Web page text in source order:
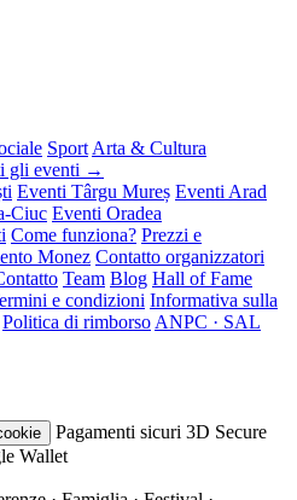
Sport Arta & Cultura
gli eventi →
Eventi Târgu Mureș Eventi Arad
Ciuc Eventi Oradea
Come funziona? Prezzi e
Monez Contatto organizzatori
Team Blog Hall of Fame
e condizioni Informativa sulla
Politica di rimborso ANPC · SAL
Pagamenti sicuri 3D Secure
Wallet